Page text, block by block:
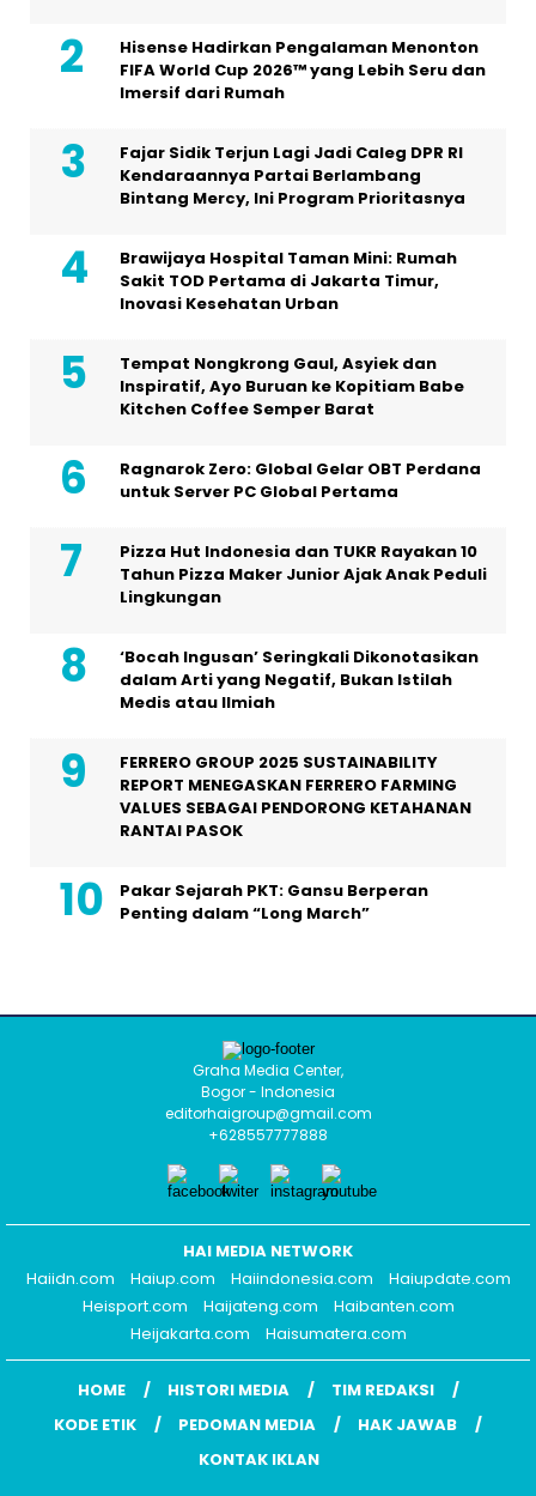
Hisense Hadirkan Pengalaman Menonton
FIFA World Cup 2026™ yang Lebih Seru dan
Imersif dari Rumah
Fajar Sidik Terjun Lagi Jadi Caleg DPR RI
Kendaraannya Partai Berlambang
Bintang Mercy, Ini Program Prioritasnya
Brawijaya Hospital Taman Mini: Rumah
Sakit TOD Pertama di Jakarta Timur,
Inovasi Kesehatan Urban
Tempat Nongkrong Gaul, Asyiek dan
Inspiratif, Ayo Buruan ke Kopitiam Babe
Kitchen Coffee Semper Barat
Ragnarok Zero: Global Gelar OBT Perdana
untuk Server PC Global Pertama
Pizza Hut Indonesia dan TUKR Rayakan 10
Tahun Pizza Maker Junior Ajak Anak Peduli
Lingkungan
‘Bocah Ingusan’ Seringkali Dikonotasikan
dalam Arti yang Negatif, Bukan Istilah
Medis atau Ilmiah
FERRERO GROUP 2025 SUSTAINABILITY
REPORT MENEGASKAN FERRERO FARMING
VALUES SEBAGAI PENDORONG KETAHANAN
RANTAI PASOK
Pakar Sejarah PKT: Gansu Berperan
Penting dalam “Long March”
Graha Media Center,
Bogor - Indonesia
editorhaigroup@gmail.com
+628557777888
HAI MEDIA NETWORK
Haiidn.com
Haiup.com Haiindonesia.com
Haiupdate.com
Heisport.com
Haijateng.com
Haibanten.com
Heijakarta.com
Haisumatera.com
HOME HISTORI MEDIA
TIM REDAKSI
KODE ETIK
PEDOMAN MEDIA
HAK JAWAB
KONTAK IKLAN